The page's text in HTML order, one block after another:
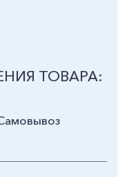
ТОВАРА: